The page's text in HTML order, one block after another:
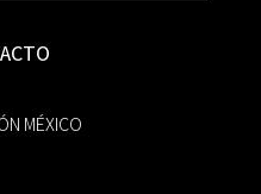
MÉXICO